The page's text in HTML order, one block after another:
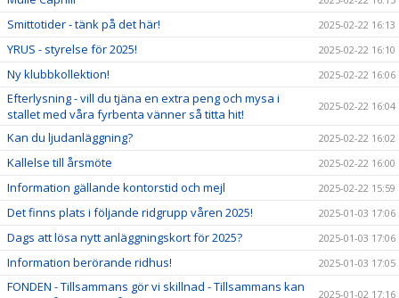
Smittotider - tänk på det här! 2025-02-22 16:13
YRUS - styrelse för 2025! 2025-02-22 16:10
Ny klubbkollektion! 2025-02-22 16:06
Efterlysning - vill du tjäna en extra peng och mysa i
stallet med våra fyrbenta vänner så titta hit!
2025-02-22 16:04
Kan du ljudanläggning? 2025-02-22 16:02
Kallelse till årsmöte 2025-02-22 16:00
Information gällande kontorstid och mejl 2025-02-22 15:59
Det finns plats i följande ridgrupp våren 2025! 2025-01-03 17:06
Dags att lösa nytt anläggningskort för 2025? 2025-01-03 17:06
Information berörande ridhus! 2025-01-03 17:05
FONDEN - Tillsammans gör vi skillnad - Tillsammans kan
2025-01-02 17:16